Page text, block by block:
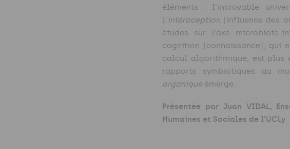
éléments : l’incroyable
l’ intéroception (influence des
études sur l’axe microbiote-
cognition (connaissance), qui
calcul algorithmique, est plus
rapports symbiotiques au
organique émerge.
Présentée par Juan VIDAL,
Humaines et Sociales de l'UCLy